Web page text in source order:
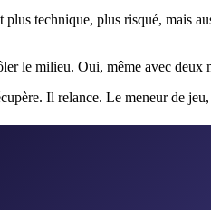
plus technique, plus risqué,
le milieu. Oui, même avec
Il relance. Le meneur de